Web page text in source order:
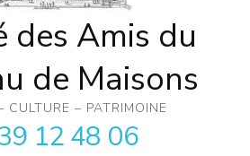
des Amis du
de Maisons
CULTURE – PATRIMOINE
12 48 06